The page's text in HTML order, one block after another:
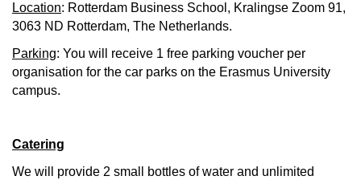
Location: Rotterdam Business School, Kralingse Zoom 91,
3063 ND Rotterdam, The Netherlands.
Parking: You will receive 1 free parking voucher per
organisation for the car parks on the Erasmus University
campus.
Catering
We will provide 2 small bottles of water and unlimited